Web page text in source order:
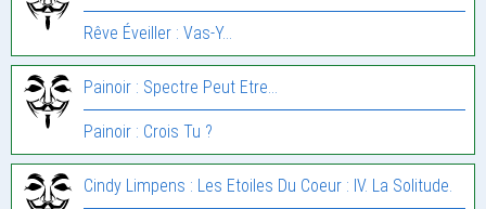
Rêve Éveiller : Vas-Y…
Painoir : Spectre Peut Etre…
Painoir : Crois Tu ?
Cindy Limpens : Les Etoiles Du Coeur : IV. La Solitude.